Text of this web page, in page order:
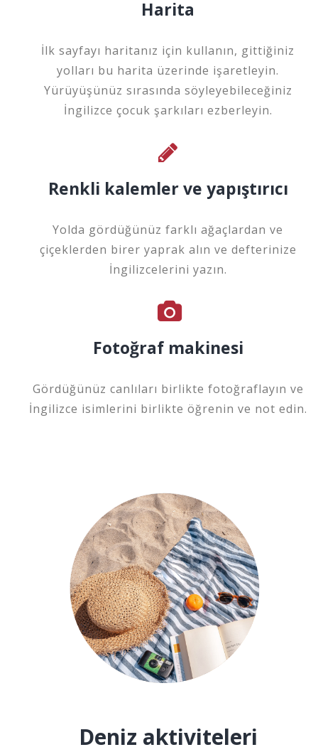
Harita
İlk sayfayı haritanız için kullanın, gittiğiniz
yolları bu harita üzerinde işaretleyin.
Yürüyüşünüz sırasında söyleyebileceğiniz
İngilizce çocuk şarkıları ezberleyin.
Renkli kalemler ve yapıştırıcı
Yolda gördüğünüz farklı ağaçlardan ve
çiçeklerden birer yaprak alın ve defterinize
İngilizcelerini yazın.
Fotoğraf makinesi
Gördüğünüz canlıları birlikte fotoğraflayın ve
İngilizce isimlerini birlikte öğrenin ve not edin.
Deniz aktiviteleri